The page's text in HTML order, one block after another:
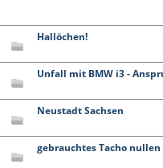
Hallöchen!
Unfall mit BMW i3 -
Neustadt Sachsen
gebrauchtes Tacho